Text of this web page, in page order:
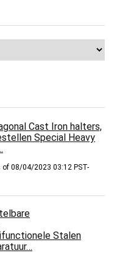
Cast Iron halters,
Special Heavy
of 08/04/2023 03:12 PST-
Stalen